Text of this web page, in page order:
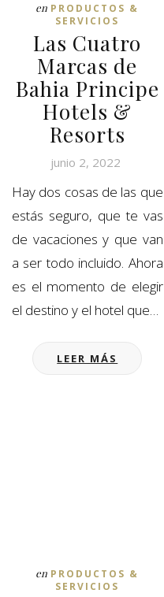
en PRODUCTOS &
SERVICIOS
Las Cuatro
Marcas de
Bahia Principe
Hotels &
Resorts
junio 2, 2022
Hay dos cosas de las que
estás seguro, que te vas
de vacaciones y que van
a ser todo incluido. Ahora
es el momento de elegir
el destino y el hotel que…
LEER MÁS
en PRODUCTOS &
SERVICIOS